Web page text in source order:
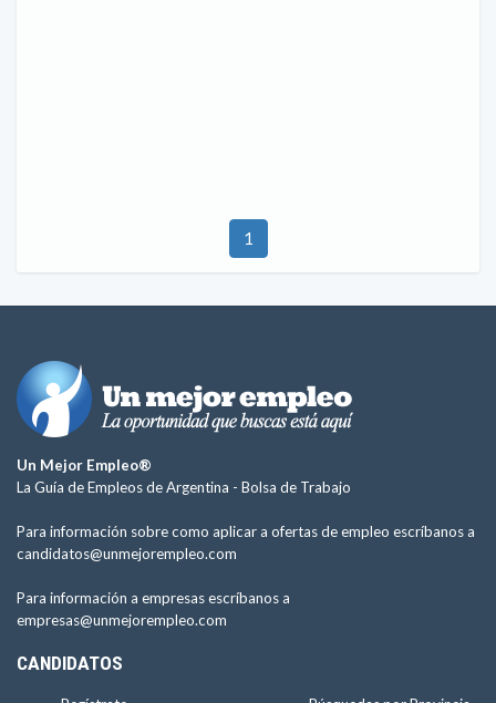
1
Un Mejor Empleo®
La Guía de Empleos de Argentina - Bolsa de Trabajo
Para información sobre como aplicar a ofertas de empleo escríbanos a
candidatos@unmejorempleo.com
Para información a empresas escríbanos a
empresas@unmejorempleo.com
CANDIDATOS